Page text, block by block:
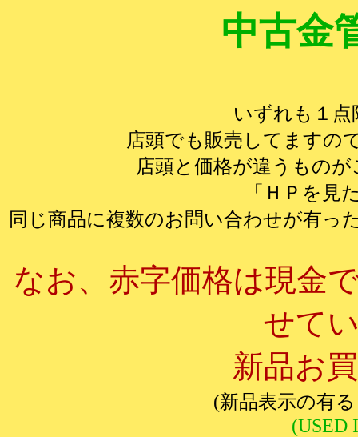
中古金
いずれも１
店頭でも販売してますの
店頭と価格が違うもの
「ＨＰを見
同じ商品に複数のお問い合わせが有っ
なお、赤字価格は現金
せて
新品お
(新品表示の有
(USED